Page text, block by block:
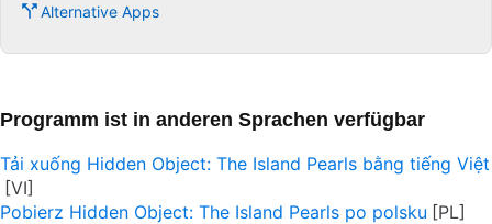
Alternative Apps
Programm ist in anderen Sprachen verfügbar
Tải xuống Hidden Object: The Island Pearls bằng tiếng Việt
Pobierz Hidden Object: The Island Pearls po polsku